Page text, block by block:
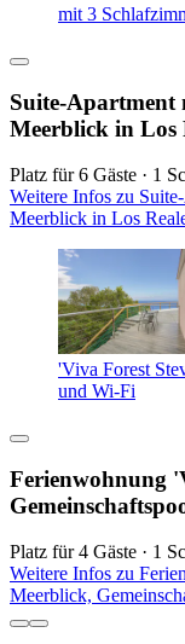
mit 3
Suite-Apartment
Meerblick in Los
Platz für 6 Gäste · 1
Weitere Infos zu
Meerblick in Los
'Viva Forest
und Wi-Fi
Ferienwohnung
Platz für 4 Gäste · 1
Weitere Infos zu
Meerblick,